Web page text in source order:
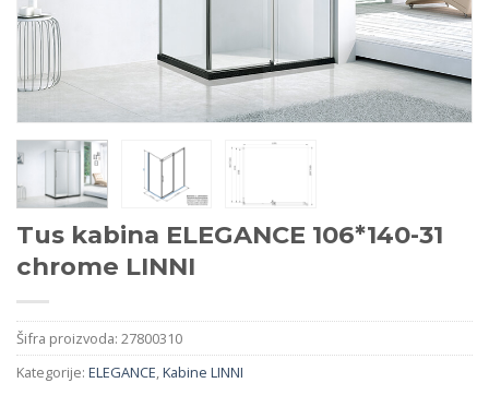
Tus kabina ELEGANCE 106*140-31
chrome LINNI
Šifra proizvoda: 27800310
Kategorije: ELEGANCE,Kabine LINNI